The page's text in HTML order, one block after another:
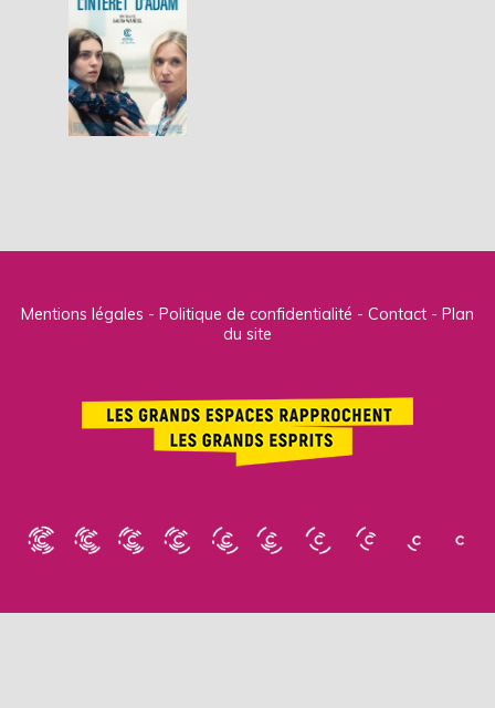
Mentions légales Politique de confidentialité Contact
Plan
du site